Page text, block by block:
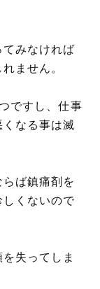
みなければ
ません。
ですし、仕事
なる事は滅
ば鎮痛剤を
くないので
失ってしま